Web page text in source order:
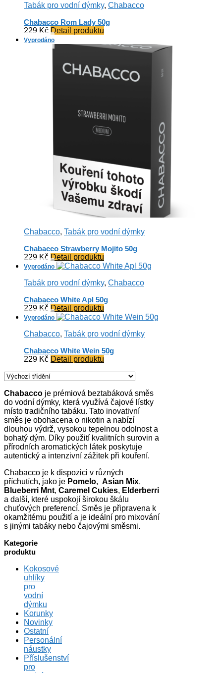
Tabák pro vodní dýmky, Chabacco
Chabacco Rom Lady 50g
229 Kč Detail produktu
Chabacco, Tabák pro vodní dýmky
Chabacco Strawberry Mojito 50g
229 Kč Detail produktu
Tabák pro vodní dýmky, Chabacco
Chabacco White Apl 50g
229 Kč Detail produktu
Chabacco, Tabák pro vodní dýmky
Chabacco White Wein 50g
229 Kč Detail produktu
Chabacco je prémiová beztabáková směs
do vodní dýmky, která využívá čajové lístky
místo tradičního tabáku. Tato inovativní
směs je obohacena o nikotin a nabízí
dlouhou výdrž, vysokou tepelnou odolnost a
bohatý dým. Díky použití kvalitních surovin a
přírodních aromatických látek poskytuje
autentický a intenzivní zážitek při kouření.
Chabacco je k dispozici v různých
příchutích, jako je Pomelo, Asian Mix,
Blueberri Mnt, Caremel Cukies, Elderberri
a další, které uspokojí širokou škálu
chuťových preferencí. Směs je připravena k
okamžitému použití a je ideální pro mixování
s jinými tabáky nebo čajovými směsmi.
Kategorie
produktu
Kokosové
uhlíky
pro
vodní
dýmku
Korunky
Novinky
Ostatní
Personální
náustky
Příslušenství
pro